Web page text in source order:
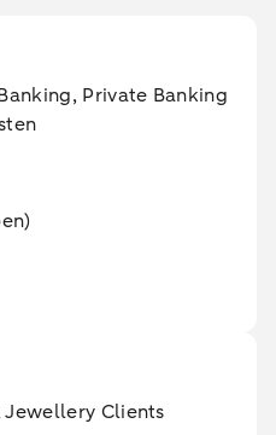
Private Banking
Jewellery Clients